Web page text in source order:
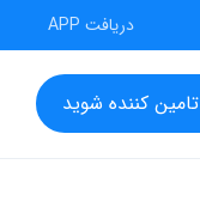
دریافت APP
تامین کننده شوید